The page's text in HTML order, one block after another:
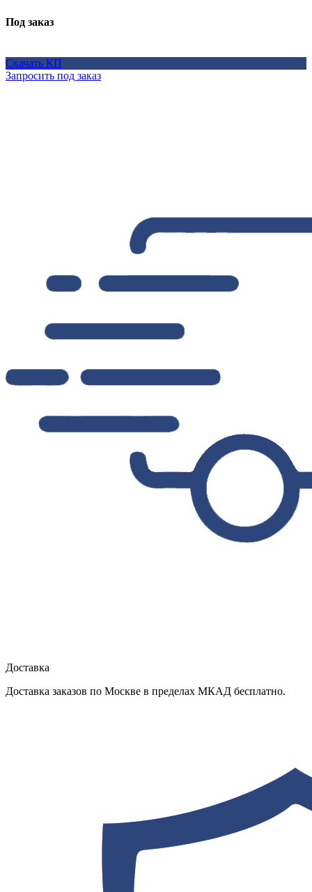
Под заказ
Скачать КП
Запросить под заказ
Доставка
Доставка заказов по Москве в пределах МКАД бесплатно.